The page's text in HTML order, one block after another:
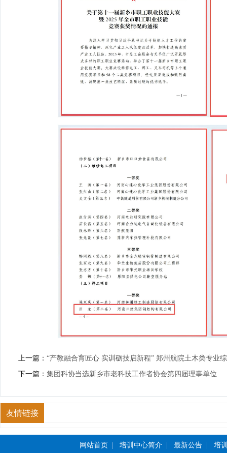
上一篇： “产教融合育匠心 实训砺技启新程” 郑州航院土木类专业
下一篇： 集团科协当选新乡市老科技工作者协会第四届理事单位
友情链接
网站首页 培训中心简介| 最新公告| 培